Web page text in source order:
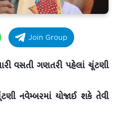
Join Group
વસતી ગણતરી પહેલાં ચૂંટણી
નવેમ્બરમાં યોજાઈ શકે તેવી